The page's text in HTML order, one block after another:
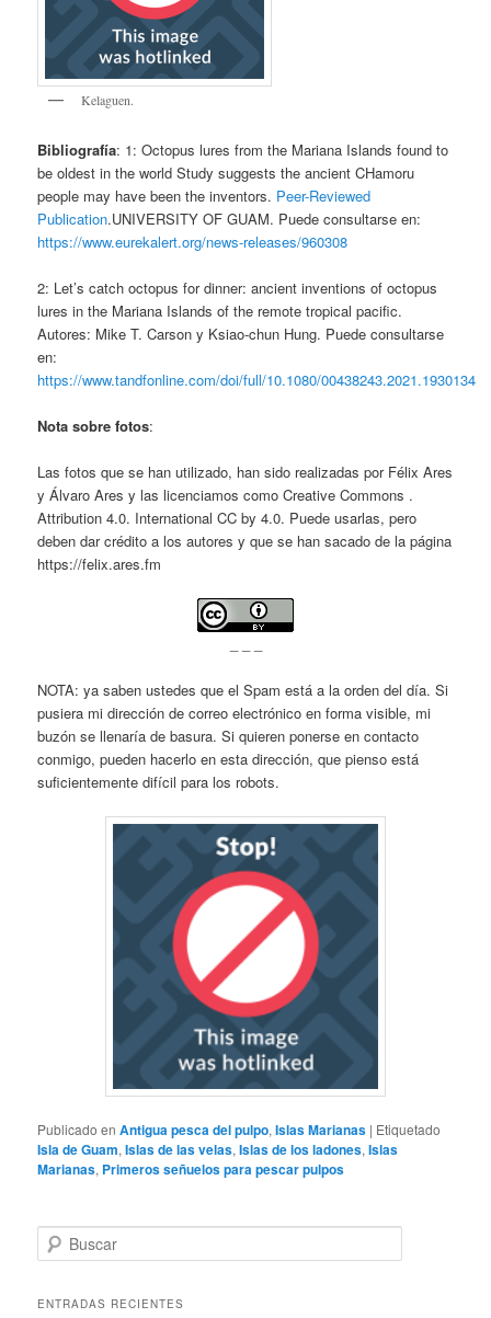
Kelaguen.
Bibliografía: 1: Octopus lures from the Mariana Islands found to
be oldest in the world Study suggests the ancient CHamoru
people may have been the inventors. Peer-Reviewed
Publication.UNIVERSITY OF GUAM. Puede consultarse en:
https://www.eurekalert.org/news-releases/960308
2: Let’s catch octopus for dinner: ancient inventions of octopus
lures in the Mariana Islands of the remote tropical pacific.
Autores: Mike T. Carson y Ksiao-chun Hung. Puede consultarse
en:
https://www.tandfonline.com/doi/full/10.1080/00438243.2021.1930134
Nota sobre fotos:
Las fotos que se han utilizado, han sido realizadas por Félix Ares
y Álvaro Ares y las licenciamos como Creative Commons .
Attribution 4.0. International CC by 4.0. Puede usarlas, pero
deben dar crédito a los autores y que se han sacado de la página
https://felix.ares.fm
NOTA: ya saben ustedes que el Spam está a la orden del día. Si
pusiera mi dirección de correo electrónico en forma visible, mi
buzón se llenaría de basura. Si quieren ponerse en contacto
conmigo, pueden hacerlo en esta dirección, que pienso está
suficientemente difícil para los robots.
Publicado en Antigua pesca del pulpo,Islas Marianas | Etiquetado
Isla de Guam,Islas de las velas,Islas de los ladones,Islas
Marianas, Primeros señuelos para pescar pulpos
u
c
ENTRADAS RECIENTES